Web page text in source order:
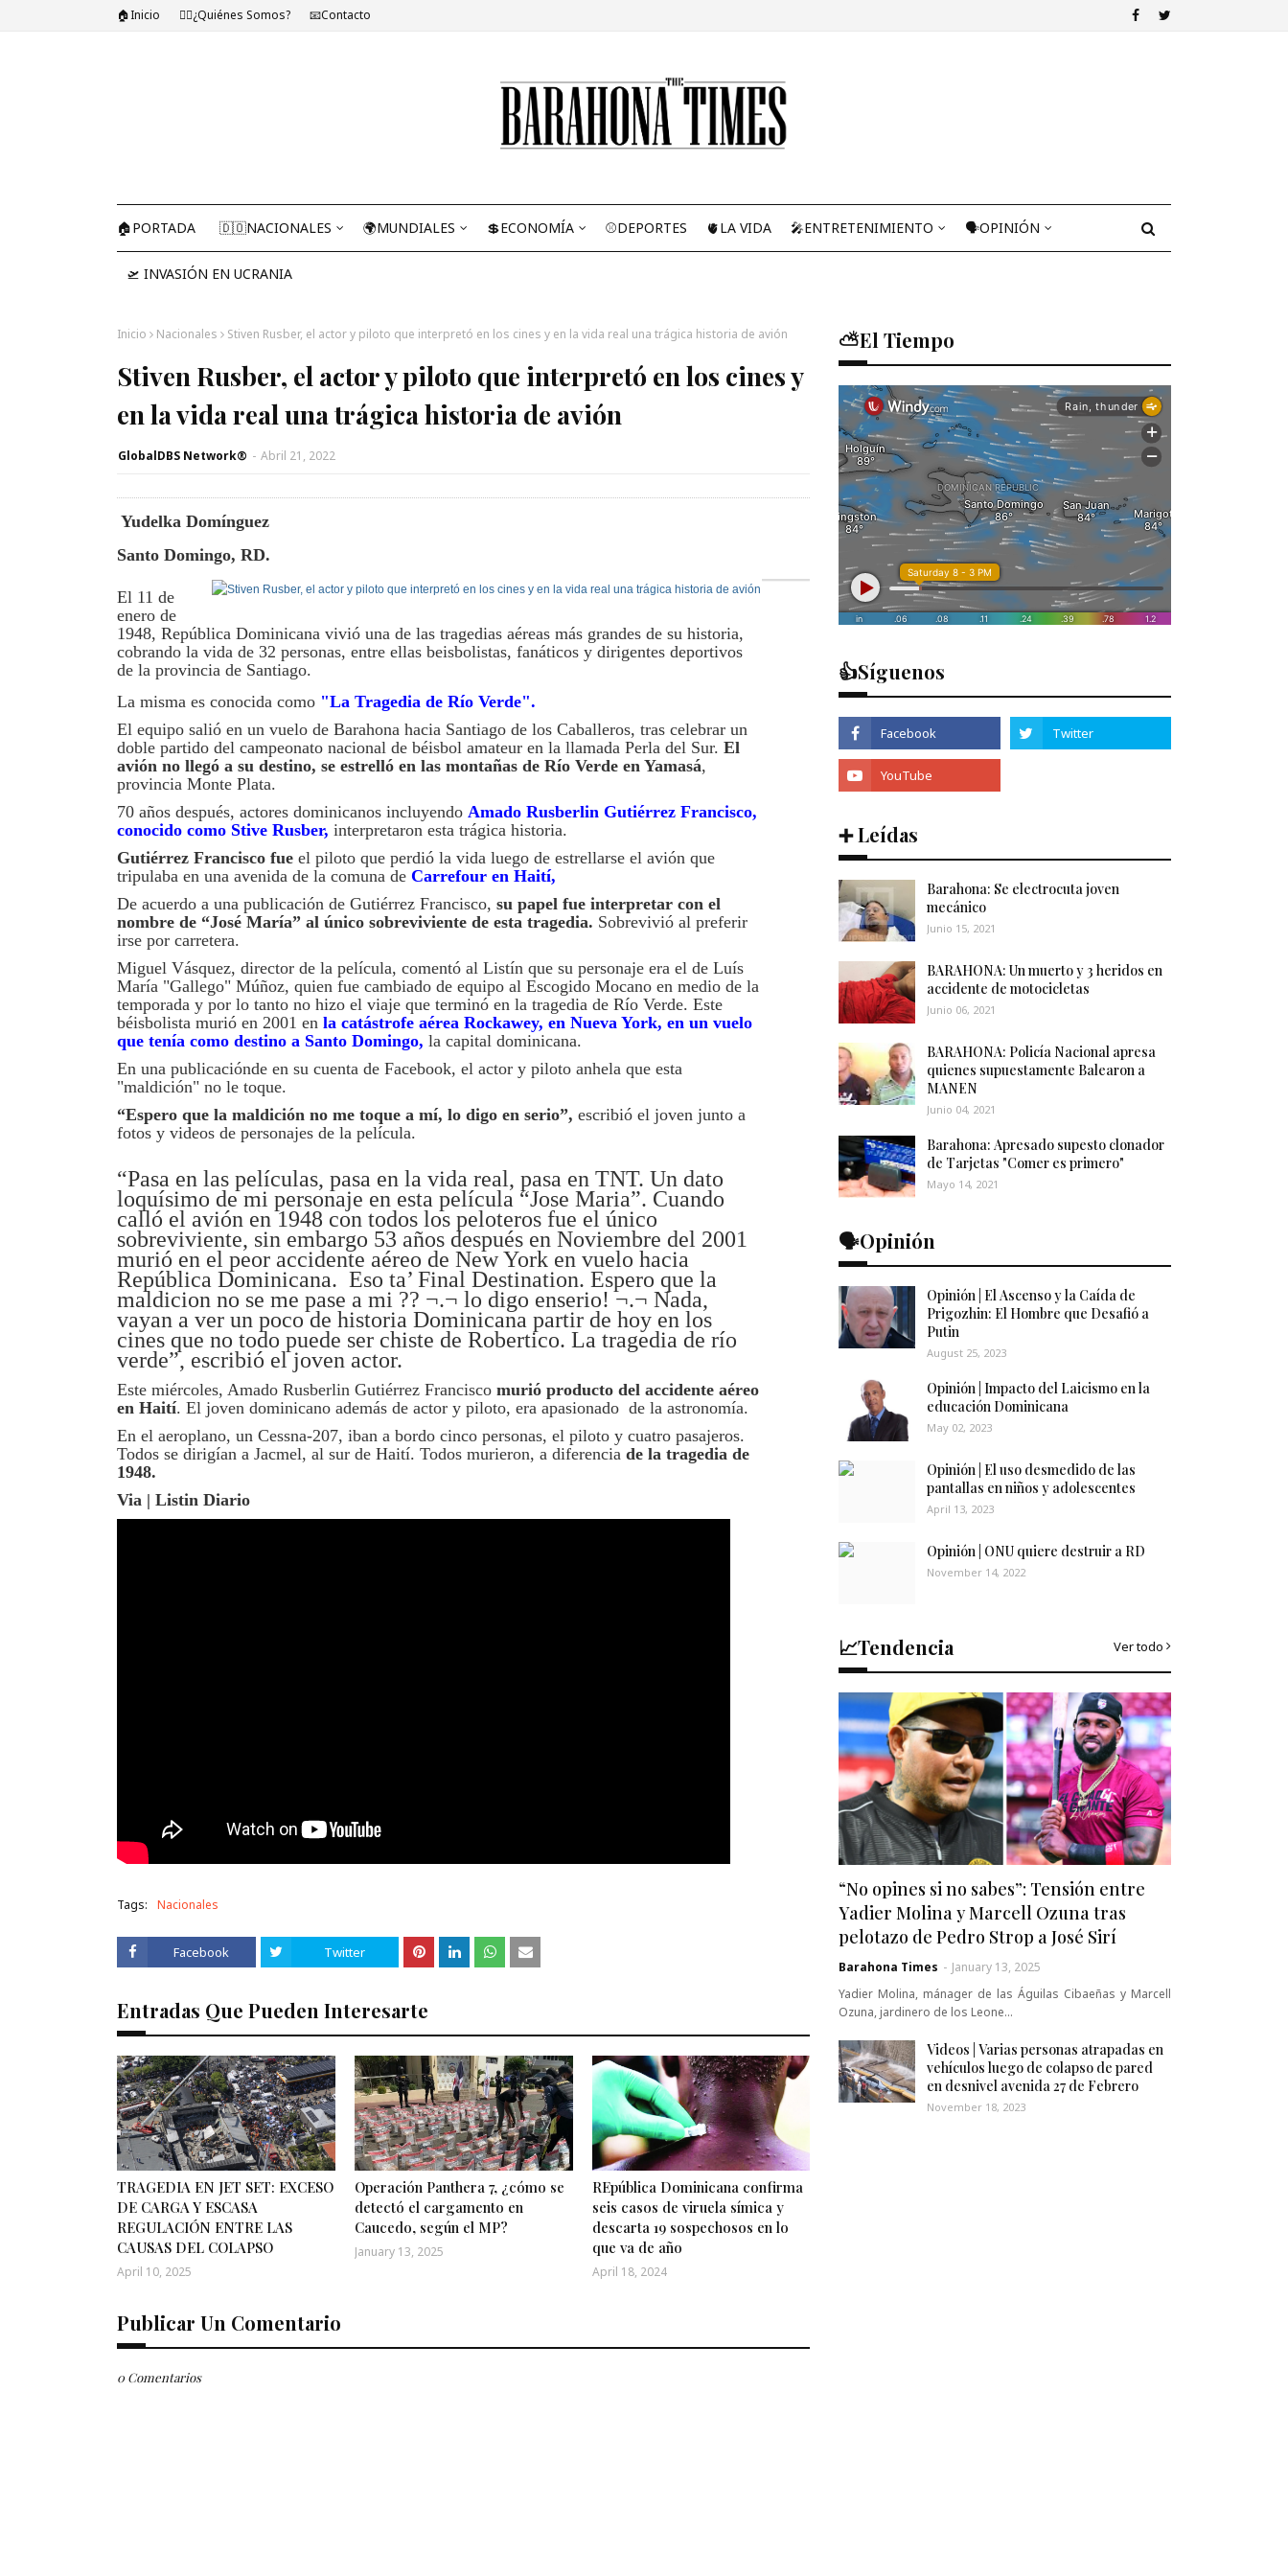
🏠Inicio 🤷‍♂️¿Quiénes Somos? 📧Contacto
🏠PORTADA 🇩🇴NACIONALES 🌍MUNDIALES 💲ECONOMÍA ⚾DEPORTES 🫀LA VIDA 🎤ENTRETENIMIENTO 🗣OPINIÓN
🛫 INVASIÓN EN UCRANIA
Inicio Nacionales Stiven Rusber, el actor y piloto que interpretó en los cines y en la vida real una trágica historia de avión
Stiven Rusber, el actor y piloto que interpretó en los cines y
en la vida real una trágica historia de avión
GlobalDBS Network® - Abril 21, 2022
Yudelka Domínguez
Santo Domingo, RD.
El 11 de
enero de
1948, República Dominicana vivió una de las tragedias aéreas más grandes de su historia,
cobrando la vida de 32 personas, entre ellas beisbolistas, fanáticos y dirigentes deportivos
de la provincia de Santiago.
La misma es conocida como "La Tragedia de Río Verde".
El equipo salió en un vuelo de Barahona hacia Santiago de los Caballeros, tras celebrar un
doble partido del campeonato nacional de béisbol amateur en la llamada Perla del Sur. El
avión no llegó a su destino, se estrelló en las montañas de Río Verde en Yamasá,
provincia Monte Plata.
70 años después, actores dominicanos incluyendo Amado Rusberlin Gutiérrez Francisco,
conocido como Stive Rusber, interpretaron esta trágica historia.
Gutiérrez Francisco fue el piloto que perdió la vida luego de estrellarse el avión que
tripulaba en una avenida de la comuna de Carrefour en Haití,
De acuerdo a una publicación de Gutiérrez Francisco, su papel fue interpretar con el
nombre de “José María” al único sobreviviente de esta tragedia. Sobrevivió al preferir
irse por carretera.
Miguel Vásquez, director de la película, comentó al Listín que su personaje era el de Luís
María "Gallego" Múñoz, quien fue cambiado de equipo al Escogido Mocano en medio de la
temporada y por lo tanto no hizo el viaje que terminó en la tragedia de Río Verde. Este
béisbolista murió en 2001 en la catástrofe aérea Rockawey, en Nueva York, en un vuelo
que tenía como destino a Santo Domingo, la capital dominicana.
En una publicaciónde en su cuenta de Facebook, el actor y piloto anhela que esta
"maldición" no le toque.
“Espero que la maldición no me toque a mí, lo digo en serio”, escribió el joven junto a
fotos y videos de personajes de la película.
“Pasa en las películas, pasa en la vida real, pasa en TNT. Un dato
loquísimo de mi personaje en esta película “Jose Maria”. Cuando
calló el avión en 1948 con todos los peloteros fue el único
sobreviviente, sin embargo 53 años después en Noviembre del 2001
murió en el peor accidente aéreo de New York en vuelo hacia
República Dominicana. Eso ta’ Final Destination. Espero que la
maldicion no se me pase a mi ?? ¬.¬ lo digo enserio! ¬.¬ Nada,
vayan a ver un poco de historia Dominicana partir de hoy en los
cines que no todo puede ser chiste de Robertico. La tragedia de río
verde”, escribió el joven actor.
Este miércoles, Amado Rusberlin Gutiérrez Francisco murió producto del accidente aéreo
en Haití. El joven dominicano además de actor y piloto, era apasionado de la astronomía.
En el aeroplano, un Cessna-207, iban a bordo cinco personas, el piloto y cuatro pasajeros.
Todos se dirigían a Jacmel, al sur de Haití. Todos murieron, a diferencia de la tragedia de
1948.
Via | Listin Diario
Tags: Nacionales
Facebook Twitter
Entradas Que Pueden Interesarte
TRAGEDIA EN JET SET: EXCESO
DE CARGA Y ESCASA
REGULACIÓN ENTRE LAS
CAUSAS DEL COLAPSO
April 10, 2025
Operación Panthera 7, ¿cómo se
detectó el cargamento en
Caucedo, según el MP?
January 13, 2025
REpública Dominicana confirma
seis casos de viruela símica y
descarta 19 sospechosos en lo
que va de año
April 18, 2024
Publicar Un Comentario
0 Comentarios
⛅El Tiempo
👍Síguenos
➕ Leídas
Barahona: Se electrocuta joven
mecánico
Junio 15, 2021
BARAHONA: Un muerto y 3 heridos en
accidente de motocicletas
Junio 06, 2021
BARAHONA: Policía Nacional apresa
quienes supuestamente Balearon a
MANEN
Junio 04, 2021
Barahona: Apresado supesto clonador
de Tarjetas "Comer es primero"
Mayo 14, 2021
🗣️Opinión
Opinión | El Ascenso y la Caída de
Prigozhin: El Hombre que Desafió a
Putin
August 25, 2023
Opinión | Impacto del Laicismo en la
educación Dominicana
May 02, 2023
Opinión | El uso desmedido de las
pantallas en niños y adolescentes
April 13, 2023
Opinión | ONU quiere destruir a RD
November 14, 2022
📈Tendencia Ver todo
“No opines si no sabes”: Tensión entre
Yadier Molina y Marcell Ozuna tras
pelotazo de Pedro Strop a José Sirí
Barahona Times - January 13, 2025
Yadier Molina, mánager de las Águilas Cibaeñas y Marcell
Ozuna, jardinero de los Leone…
Videos | Varias personas atrapadas en
vehículos luego de colapso de pared
en desnivel avenida 27 de Febrero
November 18, 2023